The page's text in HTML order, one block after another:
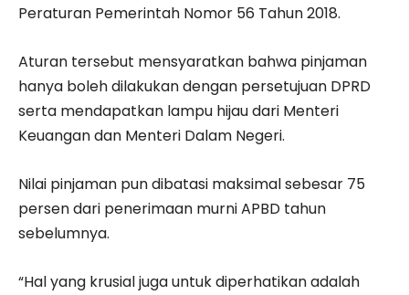
Peraturan Pemerintah Nomor 56 Tahun 2018.
Aturan tersebut mensyaratkan bahwa pinjaman
hanya boleh dilakukan dengan persetujuan DPRD
serta mendapatkan lampu hijau dari Menteri
Keuangan dan Menteri Dalam Negeri.
Nilai pinjaman pun dibatasi maksimal sebesar 75
persen dari penerimaan murni APBD tahun
sebelumnya.
“Hal yang krusial juga untuk diperhatikan adalah